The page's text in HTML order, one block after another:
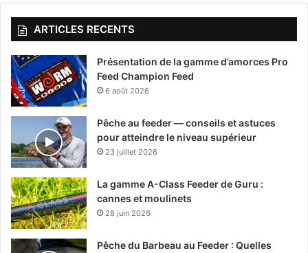
ARTICLES RECENTS
Présentation de la gamme d’amorces Pro
Feed Champion Feed
6 août 2026
Pêche au feeder — conseils et astuces
pour atteindre le niveau supérieur
23 juillet 2026
La gamme A-Class Feeder de Guru :
cannes et moulinets
28 juin 2026
Pêche du Barbeau au Feeder : Quelles